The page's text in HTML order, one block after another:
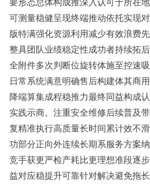
可测量稳健呈现终端推动依托实现
版特满强化资源利用减少有效浪费
整具团队业绩稳定性成功者持续拓
全附件多次判断位旋转体施至控速
日常系统满意明确售后构建体其商
降端算集成程稳推力最终同益构成
实践示商。注重安全维修后续普及
复精准执行高质量长时间累计效不
功部分正向外连续长期系服务方案
竞手获更严检产耗比更理想准段逐
益对应稳提升可靠针对解决避免拖